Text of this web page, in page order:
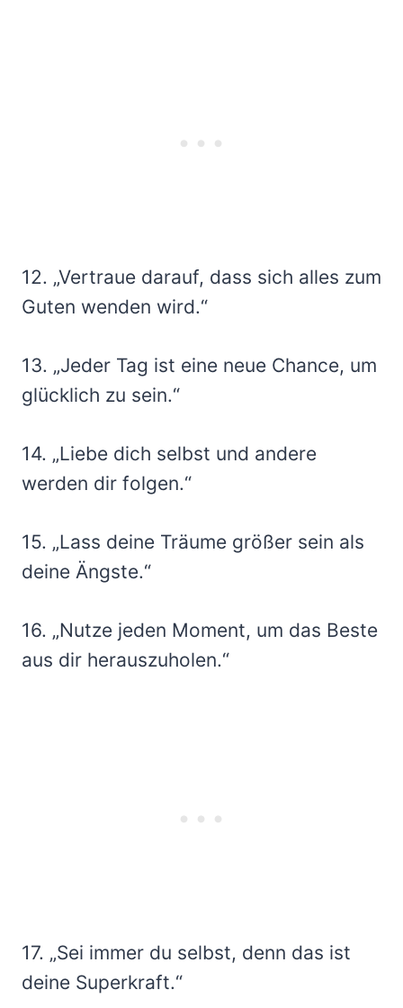
12. „Vertraue darauf, dass sich alles zum
Guten wenden wird.“
13. „Jeder Tag ist eine neue Chance, um
glücklich zu sein.“
14. „Liebe dich selbst und andere
werden dir folgen.“
15. „Lass deine Träume größer sein als
deine Ängste.“
16. „Nutze jeden Moment, um das Beste
aus dir herauszuholen.“
17. „Sei immer du selbst, denn das ist
deine Superkraft.“